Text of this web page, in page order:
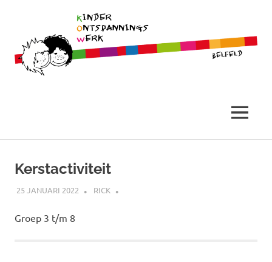
inhoudWerk
MENU
Kerstactiviteit
25 JANUARI 2022 RICK
Groep 3 t/m 8